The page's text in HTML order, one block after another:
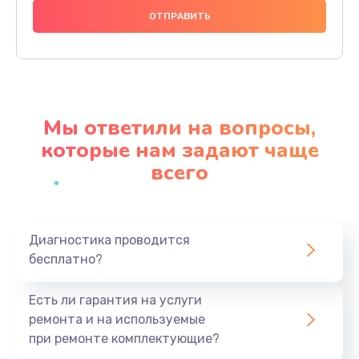
1000 руб.
Заказать
Профилактическая чистка
Заказать
Мы ответили на вопросы,
которые нам задают чаще
всего
Диагностика проводится
бесплатно?
Есть ли гарантия на услуги
ремонта и на используемые
при ремонте комплектующие?